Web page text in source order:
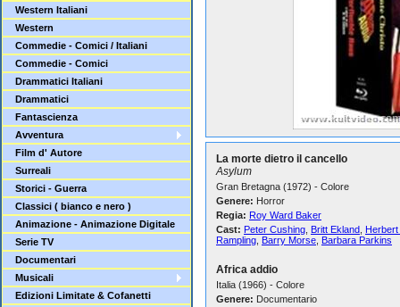
Western Italiani
Western
Commedie - Comici / Italiani
Commedie - Comici
Drammatici Italiani
Drammatici
Fantascienza
Avventura
Film d' Autore
Surreali
Storici - Guerra
Classici ( bianco e nero )
Animazione - Animazione Digitale
Serie TV
Documentari
Musicali
Edizioni Limitate & Cofanetti
La morte dietro il cancello
Asylum
Gran Bretagna (1972) - Colore
Genere: Horror
Regia: Roy Ward Baker
Cast: Peter Cushing Britt Ekland Herbert
Rampling Barry Morse Barbara Parkins
Africa addio
Italia (1966) - Colore
Genere: Documentario